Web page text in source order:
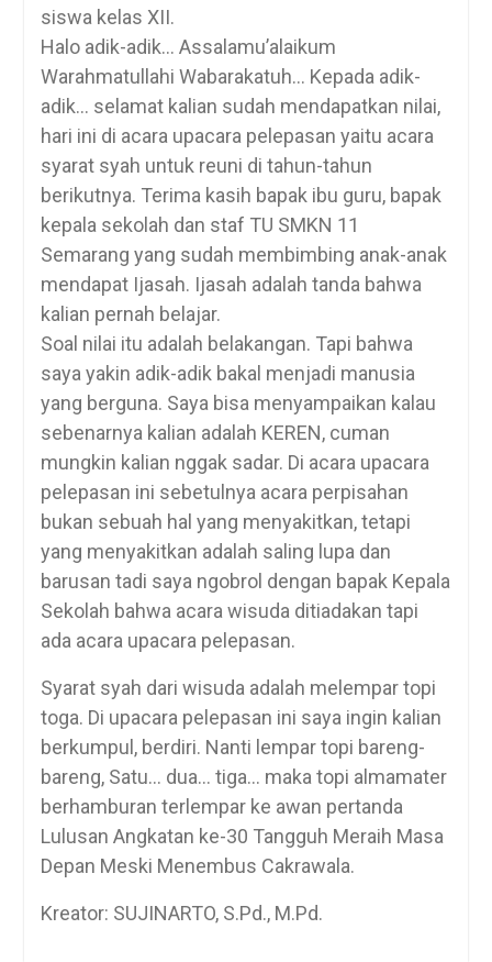
siswa kelas XII.
Halo adik-adik… Assalamu’alaikum
Warahmatullahi Wabarakatuh… Kepada adik-
adik… selamat kalian sudah mendapatkan nilai,
hari ini di acara upacara pelepasan yaitu acara
syarat syah untuk reuni di tahun-tahun
berikutnya. Terima kasih bapak ibu guru, bapak
kepala sekolah dan staf TU SMKN 11
Semarang yang sudah membimbing anak-anak
mendapat Ijasah. Ijasah adalah tanda bahwa
kalian pernah belajar.
Soal nilai itu adalah belakangan. Tapi bahwa
saya yakin adik-adik bakal menjadi manusia
yang berguna. Saya bisa menyampaikan kalau
sebenarnya kalian adalah KEREN, cuman
mungkin kalian nggak sadar. Di acara upacara
pelepasan ini sebetulnya acara perpisahan
bukan sebuah hal yang menyakitkan, tetapi
yang menyakitkan adalah saling lupa dan
barusan tadi saya ngobrol dengan bapak Kepala
Sekolah bahwa acara wisuda ditiadakan tapi
ada acara upacara pelepasan.
Syarat syah dari wisuda adalah melempar topi
toga. Di upacara pelepasan ini saya ingin kalian
berkumpul, berdiri. Nanti lempar topi bareng-
bareng, Satu… dua… tiga… maka topi almamater
berhamburan terlempar ke awan pertanda
Lulusan Angkatan ke-30 Tangguh Meraih Masa
Depan Meski Menembus Cakrawala.
Kreator: SUJINARTO, S.Pd., M.Pd.